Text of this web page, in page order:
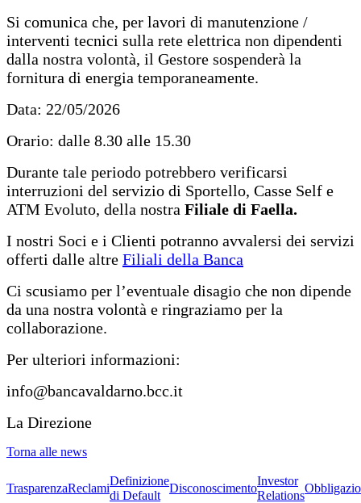
Si comunica che, per lavori di manutenzione /
interventi tecnici sulla rete elettrica non dipendenti
dalla nostra volontà, il Gestore sospenderà la
fornitura di energia temporaneamente.
Data: 22/05/2026
Orario: dalle 8.30 alle 15.30
Durante tale periodo potrebbero verificarsi
interruzioni del servizio di Sportello, Casse Self e
ATM Evoluto, della nostra Filiale di Faella.
I nostri Soci e i Clienti potranno avvalersi dei servizi
offerti dalle altre Filiali della Banca
Ci scusiamo per l’eventuale disagio che non dipende
da una nostra volontà e ringraziamo per la
collaborazione.
Per ulteriori informazioni:
info@bancavaldarno.bcc.it
La Direzione
Torna alle news
TrasparenzaReclami
Definizione
di Default
Disconoscimento
Investor
Relations